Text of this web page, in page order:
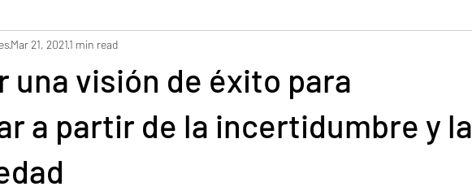
una visión de éxito para
a partir de la incertidumbre y la
Mar 21, 20211 min read